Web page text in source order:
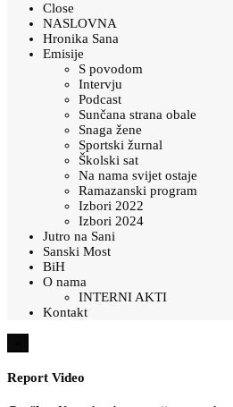
Close
NASLOVNA
Hronika Sana
Emisije
S povodom
Intervju
Podcast
Sunčana strana obale
Snaga žene
Sportski žurnal
Školski sat
Na nama svijet ostaje
Ramazanski program
Izbori 2022
Izbori 2024
Jutro na Sani
Sanski Most
BiH
O nama
INTERNI AKTI
Kontakt
Report Video